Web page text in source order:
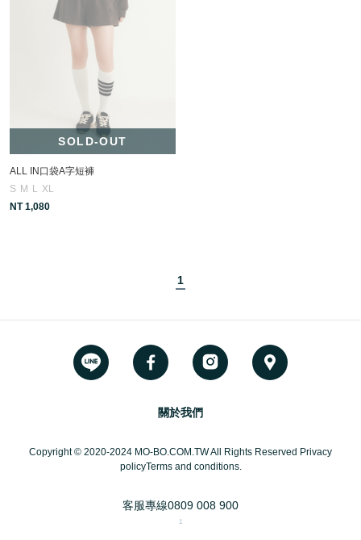
SOLD-OUT
ALL IN口袋A字短褲
S M L XL
NT 1,080
1
關於我們
Copyright © 2020-2024 MO-BO.COM.TW All Rights Reserved Privacy
policyTerms and conditions.
客服專線0809 008 900
1